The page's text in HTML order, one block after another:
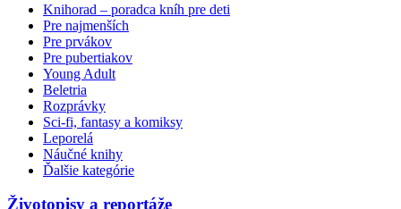
Knihorad – poradca kníh pre deti
Pre najmenších
Pre prvákov
Pre pubertiakov
Young Adult
Beletria
Rozprávky
Sci-fi, fantasy a komiksy
Leporelá
Náučné knihy
Ďalšie kategórie
Životopisy a reportáže